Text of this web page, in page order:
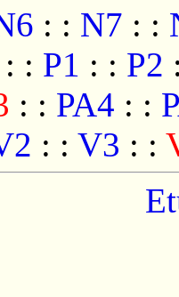
: : N7 : :
: : P1 : : P2
: : PA4 : :
: : V3 : :